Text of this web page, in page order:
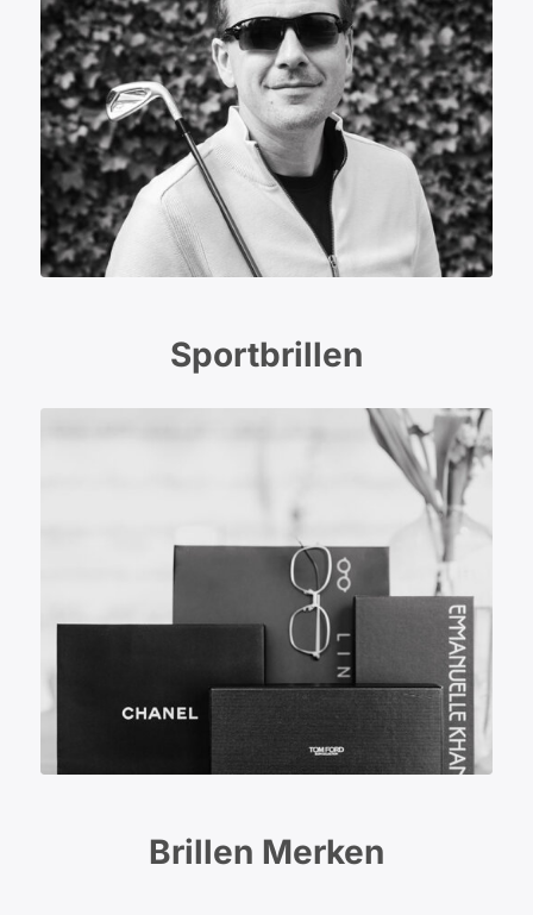
Sportbrillen
Brillen Merken